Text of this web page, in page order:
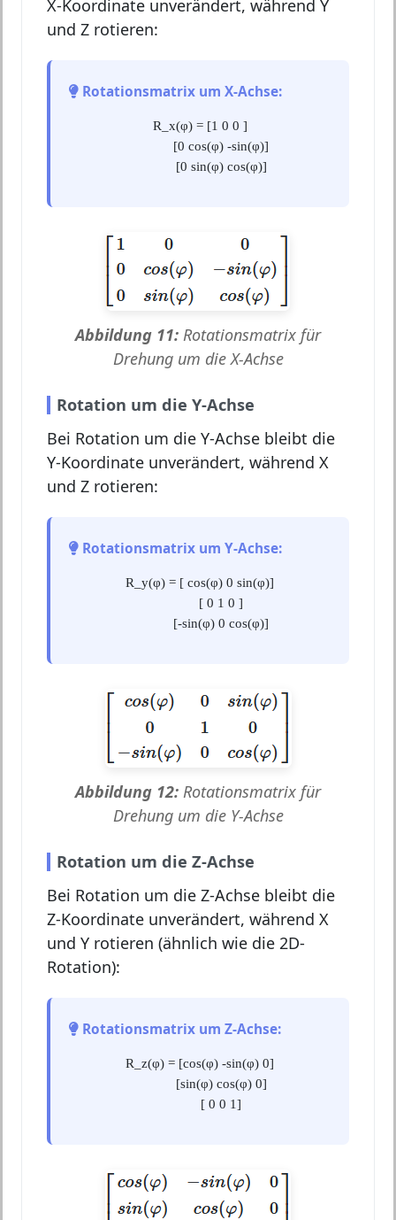
X-Koordinate unverändert, während Y
und Z rotieren:
Rotationsmatrix um X-Achse:
R_x(φ) = [1 0 0 ]
[0 cos(φ) -sin(φ)]
[0 sin(φ) cos(φ)]
Abbildung 11: Rotationsmatrix für
Drehung um die X-Achse
Rotation um die Y-Achse
Bei Rotation um die Y-Achse bleibt die
Y-Koordinate unverändert, während X
und Z rotieren:
Rotationsmatrix um Y-Achse:
R_y(φ) = [ cos(φ) 0 sin(φ)]
[ 0 1 0 ]
[-sin(φ) 0 cos(φ)]
Abbildung 12: Rotationsmatrix für
Drehung um die Y-Achse
Rotation um die Z-Achse
Bei Rotation um die Z-Achse bleibt die
Z-Koordinate unverändert, während X
und Y rotieren (ähnlich wie die 2D-
Rotation):
Rotationsmatrix um Z-Achse:
R_z(φ) = [cos(φ) -sin(φ) 0]
[sin(φ) cos(φ) 0]
[ 0 0 1]